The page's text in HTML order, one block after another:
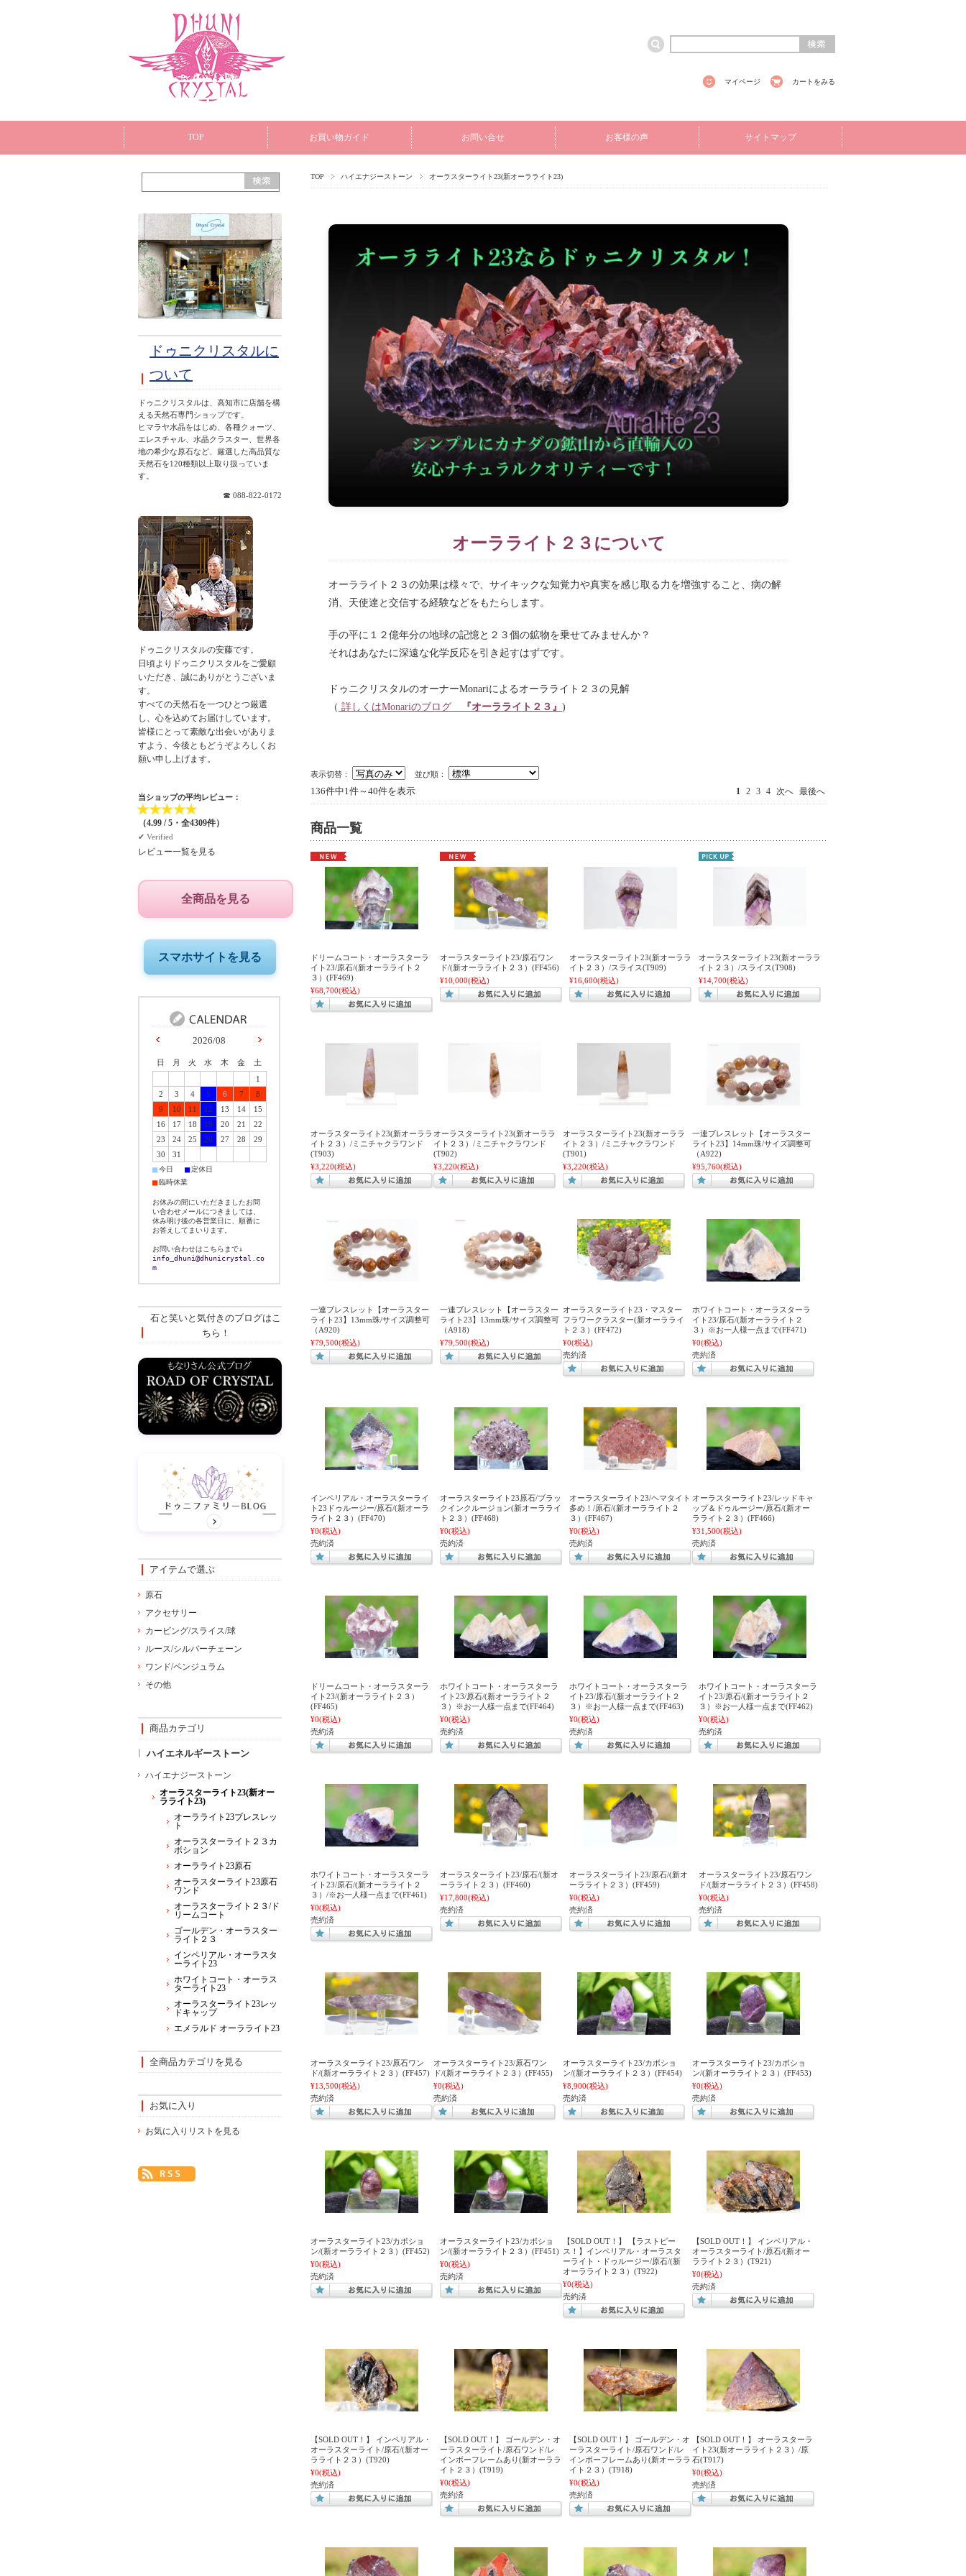
マイページ カートをみる
TOP お買い物ガイド お問い合せ お客様の声 サイトマップ
TOP ハイエナジーストーン オーラスターライト23(新オーラライト23)
オーラライト２３について
オーラライト２３の効果は様々で、サイキックな知覚力や真実を感じ取る力を増強すること、病の解
消、天使達と交信する経験などをもたらします。
手の平に１２億年分の地球の記憶と２３個の鉱物を乗せてみませんか？
それはあなたに深遠な化学反応を引き起すはずです。
ドゥニクリスタルのオーナーMonariによるオーラライト２３の見解
（ 詳しくはMonariのブログ 『オーラライト２３』 )
表示切替： 並び順：
136件中1件～40件を表示 1 2 3 4 次へ 最後へ
商品一覧
ドリームコート・オーラスターラ
イト23/原石/(新オーラライト２
３）(FF469)
¥68,700(税込)
オーラスターライト23/原石ワン
ド/(新オーラライト２３）(FF456)
¥10,000(税込)
オーラスターライト23(新オーララ
イト２３）/スライス(T909)
¥16,600(税込)
オーラスターライト23(新オーララ
イト２３）/スライス(T908)
¥14,700(税込)
オーラスターライト23(新オーララ
イト２３）/ミニチャクラワンド
(T903)
¥3,220(税込)
オーラスターライト23(新オーララ
イト２３）/ミニチャクラワンド
(T902)
¥3,220(税込)
オーラスターライト23(新オーララ
イト２３）/ミニチャクラワンド
(T901)
¥3,220(税込)
一連ブレスレット【オーラスター
ライト23】14mm珠/サイズ調整可
（A922)
¥95,760(税込)
一連ブレスレット【オーラスター
ライト23】13mm珠/サイズ調整可
（A920)
¥79,500(税込)
一連ブレスレット【オーラスター
ライト23】13mm珠/サイズ調整可
（A918)
¥79,500(税込)
オーラスターライト23・マスター
フラワークラスター(新オーラライ
ト２３）(FF472)
¥0(税込)
売約済
ホワイトコート・オーラスターラ
イト23/原石/(新オーラライト２
３）※お一人様一点まで(FF471)
¥0(税込)
売約済
インペリアル・オーラスターライ
ト23ドゥルージー/原石/(新オーラ
ライト２３）(FF470)
¥0(税込)
売約済
オーラスターライト23原石/ブラッ
クインクルージョン(新オーラライ
ト２３）(FF468)
¥0(税込)
売約済
オーラスターライト23/ヘマタイト
多め！/原石/(新オーラライト２
３）(FF467)
¥0(税込)
売約済
オーラスターライト23/レッドキャ
ップ＆ドゥルージー/原石/(新オー
ラライト２３）(FF466)
¥31,500(税込)
売約済
ドリームコート・オーラスターラ
イト23/(新オーラライト２３）
(FF465)
¥0(税込)
売約済
ホワイトコート・オーラスターラ
イト23/原石/(新オーラライト２
３）※お一人様一点まで(FF464)
¥0(税込)
売約済
ホワイトコート・オーラスターラ
イト23/原石/(新オーラライト２
３）※お一人様一点まで(FF463)
¥0(税込)
売約済
ホワイトコート・オーラスターラ
イト23/原石/(新オーラライト２
３）※お一人様一点まで(FF462)
¥0(税込)
売約済
ホワイトコート・オーラスターラ
イト23/原石/(新オーラライト２
３）/※お一人様一点まで(FF461)
¥0(税込)
売約済
オーラスターライト23/原石/(新オ
ーラライト２３）(FF460)
¥17,800(税込)
売約済
オーラスターライト23/原石/(新オ
ーラライト２３）(FF459)
¥0(税込)
売約済
オーラスターライト23/原石ワン
ド/(新オーラライト２３）(FF458)
¥0(税込)
売約済
オーラスターライト23/原石ワン
ド/(新オーラライト２３）(FF457)
¥13,500(税込)
売約済
オーラスターライト23/原石ワン
ド/(新オーラライト２３）(FF455)
¥0(税込)
売約済
オーラスターライト23/カボショ
ン/(新オーラライト２３）(FF454)
¥8,900(税込)
売約済
オーラスターライト23/カボショ
ン/(新オーラライト２３）(FF453)
¥0(税込)
売約済
オーラスターライト23/カボショ
ン/(新オーラライト２３）(FF452)
¥0(税込)
売約済
オーラスターライト23/カボショ
ン/(新オーラライト２３）(FF451)
¥0(税込)
売約済
【SOLD OUT！】 【ラストピー
ス！】インペリアル・オーラスタ
ーライト・ドゥルージー/原石/(新
オーラライト２３）(T922)
¥0(税込)
売約済
【SOLD OUT！】 インペリアル・
オーラスターライト/原石/(新オー
ラライト２３）(T921)
¥0(税込)
売約済
【SOLD OUT！】 インペリアル・
オーラスターライト/原石/(新オー
ラライト２３）(T920)
¥0(税込)
売約済
【SOLD OUT！】 ゴールデン・オ
ーラスターライト/原石ワンド/レ
インボーフレームあり(新オーララ
イト２３）(T919)
¥0(税込)
売約済
【SOLD OUT！】 ゴールデン・オ
ーラスターライト/原石ワンド/レ
インボーフレームあり(新オーララ
イト２３）(T918)
¥0(税込)
売約済
【SOLD OUT！】 オーラスターラ
イト23(新オーラライト２３）/原
石(T917)
¥0(税込)
売約済
ドゥニクリスタルに
ついて
ドゥニクリスタルは、高知市に店舗を構
える天然石専門ショップです。
ヒマラヤ水晶をはじめ、各種クォーツ、
エレスチャル、水晶クラスター、世界各
地の希少な原石など、厳選した高品質な
天然石を120種類以上取り扱っていま
す。
☎ 088-822-0172
ドゥニクリスタルの安藤です。
日頃よりドゥニクリスタルをご愛顧
いただき、誠にありがとうございま
す。
すべての天然石を一つひとつ厳選
し、心を込めてお届けしています。
皆様にとって素敵な出会いがありま
すよう、今後ともどうぞよろしくお
願い申し上げます。
当ショップの平均レビュー：
★★★★★
（4.99 / 5・全4309件）
✔︎ Verified
レビュー一覧を見る
全商品を見る
スマホサイトを見る
2026/08
日 月 火 水 木 金
土
1
2
3 4 5 6 7
8
9
10 11 12 13 14
15
16
17 18 19 20 21
22
23
24 25 26 27 28
29
30
31
■今日 ■定休日
■臨時休業
お休みの間にいただきましたお問
い合わせメールにつきましては、
休み明け後の各営業日に、順番に
お答えしてまいります。
お問い合わせはこちらまで↓
info_dhuni@dhunicrystal.co
m
石と笑いと気付きのブログはこ
ちら！
アイテムで選ぶ
原石
アクセサリー
カービング/スライス/球
ルース/シルバーチェーン
ワンド/ペンジュラム
その他
商品カテゴリ
ハイエネルギーストーン
ハイエナジーストーン
オーラスターライト23(新オー
ラライト23)
オーラライト23ブレスレッ
ト
オーラスターライト２３カ
ボション
オーラライト23原石
オーラスターライト23原石
ワンド
オーラスターライト２３/ド
リームコート
ゴールデン・オーラスター
ライト２３
インペリアル・オーラスタ
ーライト23
ホワイトコート・オーラス
ターライト23
オーラスターライト23レッ
ドキャップ
エメラルド オーラライト23
全商品カテゴリを見る
お気に入り
お気に入りリストを見る